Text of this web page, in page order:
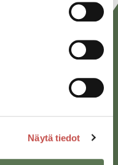
Näytä tiedot